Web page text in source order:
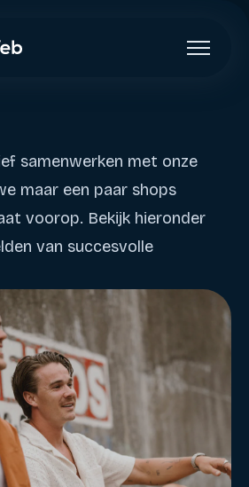
samenwerken met onze
maar een paar shops
voorop. Bekijk hieronder
van succesvolle